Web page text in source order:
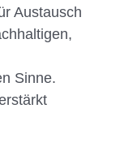
Austausch
Sinne.